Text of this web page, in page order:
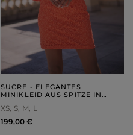
SUCRE - ELEGANTES
MINIKLEID AUS SPITZE IN
XS S M L
199,00 €